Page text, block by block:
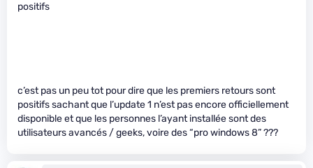
positifs
c’est pas un peu tot pour dire que les premiers retours sont
positifs sachant que l’update 1 n’est pas encore officiellement
disponible et que les personnes l’ayant installée sont des
utilisateurs avancés / geeks, voire des “pro windows 8” ???